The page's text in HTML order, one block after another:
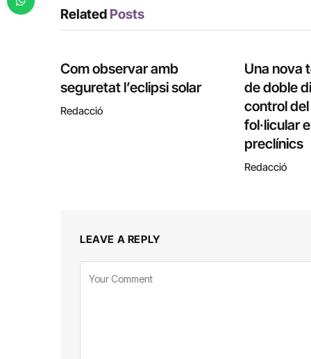
Related Posts
Com observar amb
seguretat l’eclipsi solar
Redacció
Una nova
de doble
control
fol·licular
preclínics
Redacció
LEAVE A REPLY